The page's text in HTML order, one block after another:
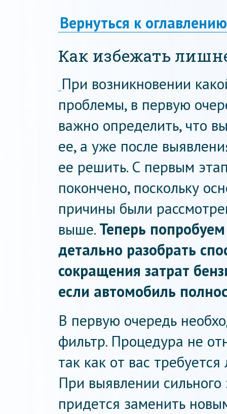
Вернуться к оглавлению
Как избежать
При возникновении
проблемы, в первую
важно определить, что
ее, а уже после
ее решить. С первым
покончено, поскольку
причины были
выше. Теперь попробуем
детально разобрать
сокращения затрат
если автомобиль
В первую очередь
фильтр. Процедура не
так как от вас
При выявлении
придется заменить